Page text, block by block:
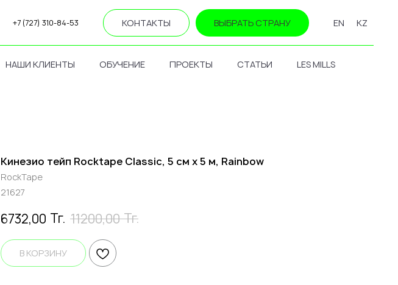
+7 (727) 310-84-53 КОНТАКТЫ ВЫБРАТЬ СТРАНУ EN KZ
НАШИ КЛИЕНТЫ ОБУЧЕНИЕ ПРОЕКТЫ СТАТЬИ LES MILLS
Кинезио тейп Rocktape Classic, 5 см х 5 м, Rainbow
RockTape
21627
6732,00 Тг. 11200,00 Тг.
В КОРЗИНУ